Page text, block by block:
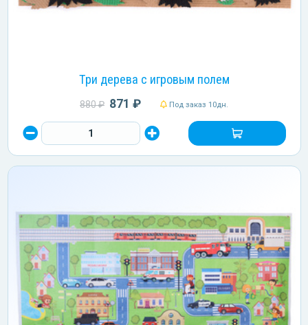
Три дерева с игровым полем
880 ₽ 871 ₽ Под заказ 10дн.